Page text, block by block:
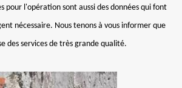
pour l'opération sont aussi des données qui font
nécessaire. Nous tenons à vous informer que
des services de très grande qualité.